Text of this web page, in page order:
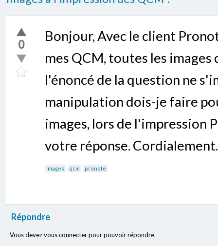
0
Bonjour, Avec le client
mes QCM, toutes les
l'énoncé de la question ne
manipulation dois-je faire
images, lors de l'impression
votre réponse. Cordialement.
images qcm pronote
Répondre
Vous devez vous connecter pour pouvoir répondre.